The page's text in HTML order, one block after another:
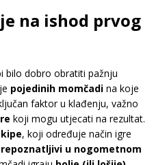
na ishod prvog
bilo dobro obratiti pažnju
pojedinih momčadi na koje
faktor u klađenju, važno
koji mogu utjecati na rezultat.
, koji određuje način igre
u nogometnom